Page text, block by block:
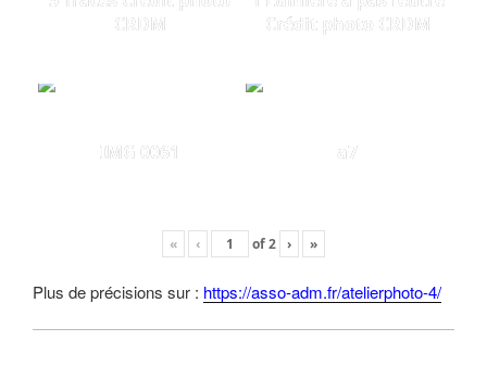
CRDM
Crédit photo CRDM
IMG 0061 a7
« ‹ of2 › »
Plus de précisions sur : https://asso-adm.fr/atelierphoto-4/